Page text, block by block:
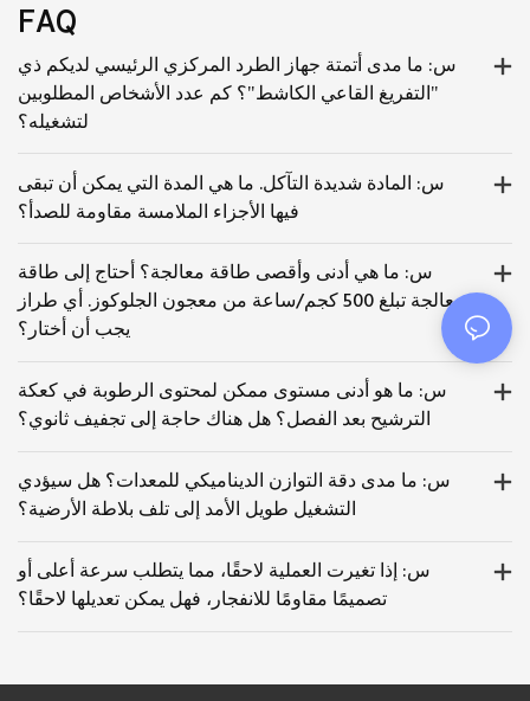
FAQ
س: ما مدى أتمتة جهاز الطرد المركزي الرئيسي لديكم ذي
"التفريغ القاعي الكاشط"؟ كم عدد الأشخاص المطلوبين
لتشغيله؟
س: المادة شديدة التآكل. ما هي المدة التي يمكن أن تبقى
فيها الأجزاء الملامسة مقاومة للصدأ؟
س: ما هي أدنى وأقصى طاقة معالجة؟ أحتاج إلى طاقة
معالجة تبلغ 500 كجم/ساعة من معجون الجلوكوز. أي طراز
يجب أن أختار؟
س: ما هو أدنى مستوى ممكن لمحتوى الرطوبة في كعكة
الترشيح بعد الفصل؟ هل هناك حاجة إلى تجفيف ثانوي؟
س: ما مدى دقة التوازن الديناميكي للمعدات؟ هل سيؤدي
التشغيل طويل الأمد إلى تلف بلاطة الأرضية؟
س: إذا تغيرت العملية لاحقًا، مما يتطلب سرعة أعلى أو
تصميمًا مقاومًا للانفجار، فهل يمكن تعديلها لاحقًا؟